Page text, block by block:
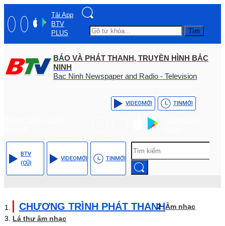
Tải App
BTV
PLUS
Tìm
BÁO VÀ PHÁT THANH, TRUYỀN HÌNH BẮC
NINH
Bac Ninh Newspaper and Radio - Television
VIDEOMỚI TINMỚI
BTV
(CŨ)
VIDEOMỚI TINMỚI
CHƯƠNG TRÌNH PHÁT THANHÂm nhạc
Lá thư âm nhạc